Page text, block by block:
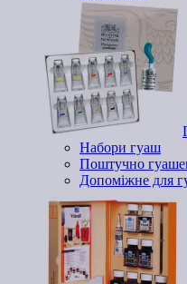
Набори гуаш
Поштучно
Допоміжне для